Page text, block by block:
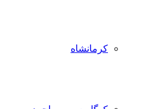
کرمانشاه